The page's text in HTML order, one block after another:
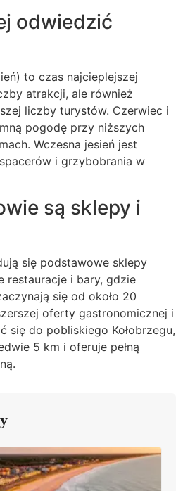
odwiedzić
to czas najcieplejszej
atrakcji, ale również
liczby turystów. Czerwiec i
pogodę przy niższych
Wczesna jesień jest
i grzybobrania w
są sklepy i
się podstawowe sklepy
restauracje i bary, gdzie
się od około 20
oferty gastronomicznej i
się do pobliskiego Kołobrzegu,
5 km i oferuje pełną